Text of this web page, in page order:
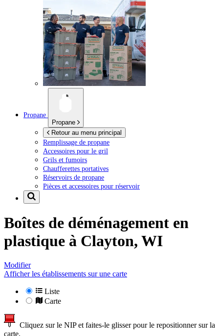
Propane
Propane
Retour au menu principal
Remplissage de propane
Accessoires pour le gril
Grils et fumoirs
Chaufferettes portatives
Réservoirs de propane
Pièces et accessoires pour réservoir
Boîtes de déménagement en
plastique à Clayton, WI
Modifier
Afficher les établissements sur une carte
Liste
Carte
Cliquez sur le NIP et faites-le glisser pour le repositionner sur la
carte.